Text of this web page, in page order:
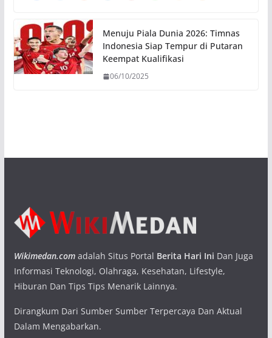
Menuju Piala Dunia 2026: Timnas
Indonesia Siap Tempur di Putaran
Keempat Kualifikasi
06/10/2025
Wikimedan.comadalah Situs Portal Berita Hari Ini Dan Juga
Informasi Teknologi, Olahraga, Kesehatan, Lifestyle,
Hiburan Dan Tips Tips Menarik Lainnya.
Dirangkum Dari Sumber Sumber Terpercaya Dan Aktual
Dalam Mengabarkan.